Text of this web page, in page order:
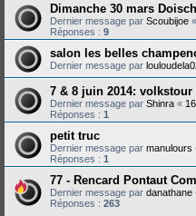
Dimanche 30 mars
Dernier message par Scoubijoe «
Réponses : 9
salon les belles
Dernier message par
7 & 8 juin 2014: volkstour
Dernier message par Shinra «
Réponses : 1
petit truc
Dernier message par manulours
Réponses : 1
77 - Rencard Pontaut
Dernier message par danathane
Réponses : 263